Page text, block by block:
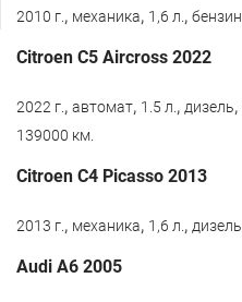
2010 г., механика, 1,6 л., бензин
Citroen С5 Aircross 2022
2022 г., автомат, 1.5 л., дизель,
139000 км.
Citroen C4 Picasso 2013
2013 г., механика, 1,6 л., дизель
Audi A6 2005